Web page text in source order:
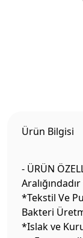
Ürün Bilgisi
- ÜRÜN
*Tekstil Ve
Bakteri
*Islak ve